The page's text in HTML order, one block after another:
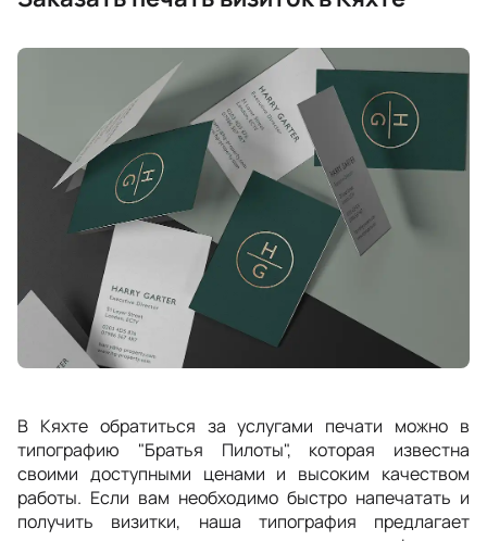
В Кяхте обратиться за услугами печати можно в
типографию "Братья Пилоты", которая известна
своими доступными ценами и высоким качеством
работы. Если вам необходимо быстро напечатать и
получить визитки, наша типография предлагает